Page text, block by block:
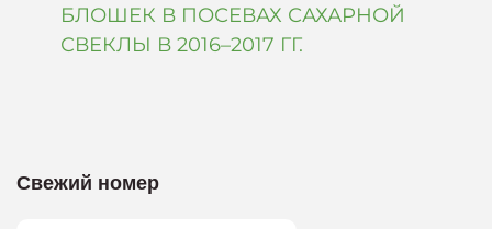
БЛОШЕК В ПОСЕВАХ САХАРНОЙ
СВЕКЛЫ В 2016–2017 ГГ.
Свежий номер